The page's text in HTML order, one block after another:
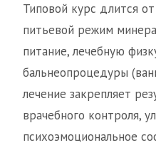
Типовой курс длится
питьевой режим
питание, лечебную
бальнеопроцедуры
лечение закрепляет
врачебного контроля,
психоэмоциональное